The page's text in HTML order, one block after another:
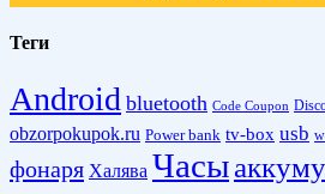
Теги
Android bluetooth Code Coupon
obzorpokupok.ru Power bank tv-box usb
фонаря Халява Часы